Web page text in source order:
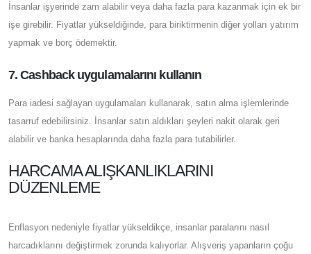
İnsanlar işyerinde zam alabilir veya daha fazla para kazanmak için ek bir
işe girebilir. Fiyatlar yükseldiğinde, para biriktirmenin diğer yolları yatırım
yapmak ve borç ödemektir.
7. Cashback uygulamalarını kullanın
Para iadesi sağlayan uygulamaları kullanarak, satın alma işlemlerinde
tasarruf edebilirsiniz. İnsanlar satın aldıkları şeyleri nakit olarak geri
alabilir ve banka hesaplarında daha fazla para tutabilirler.
HARCAMA ALIŞKANLIKLARINI
DÜZENLEME
Enflasyon nedeniyle fiyatlar yükseldikçe, insanlar paralarını nasıl
harcadıklarını değiştirmek zorunda kalıyorlar. Alışveriş yapanların çoğu